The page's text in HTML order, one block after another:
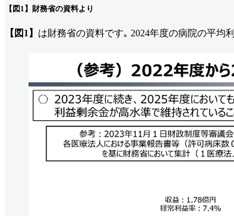
【図1】財務省の資料より
【図1】 は財務省の資料です｡ 2024年度の病院の平均